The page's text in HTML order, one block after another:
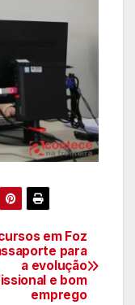
em Foz
para
a evolução
e bom
emprego